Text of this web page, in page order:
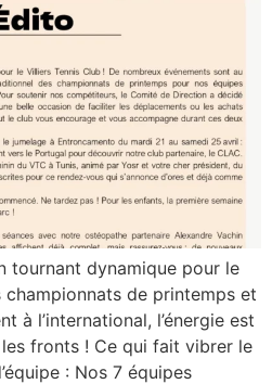
tournant dynamique pour le
de printemps et
à l’international, l’énergie est
fronts ! Ce qui fait vibrer le
: Nos 7 équipes